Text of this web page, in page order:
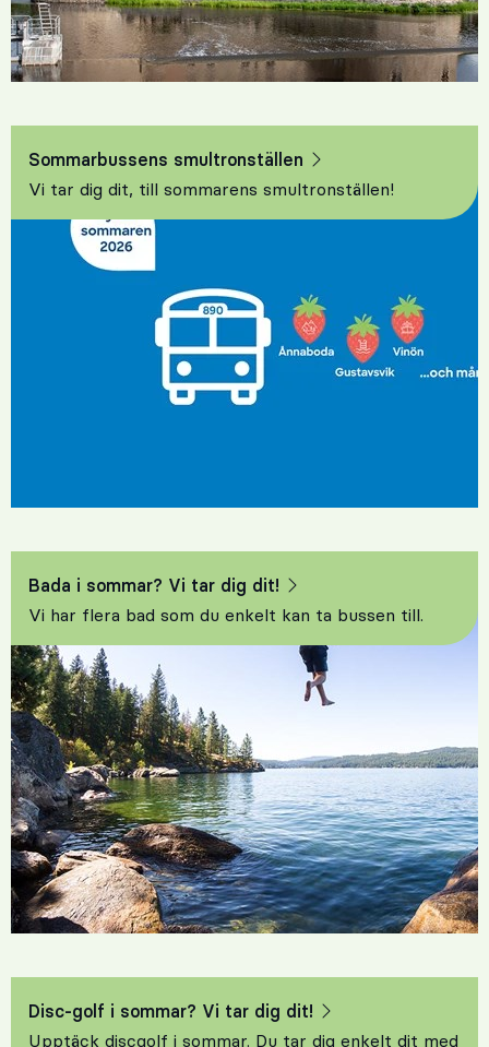
Sommarbussens smultronställen
Vi tar dig dit, till sommarens smultronställen!
Bada i sommar? Vi tar dig dit!
Vi har flera bad som du enkelt kan ta bussen till.
Disc-golf i sommar? Vi tar dig dit!
Upptäck discgolf i sommar. Du tar dig enkelt dit med